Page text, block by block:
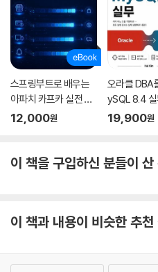
스프링부트로 배우는
아파치 카프카 실전 활
용 사례
12,000원
오라클 DBA
ySQL 8.4
19,900원
이 책을 구입하신 분들이 산
이 책과 내용이 비슷한 추천